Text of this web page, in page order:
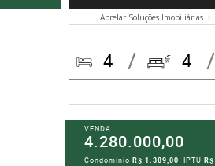
Abrelar Soluções Imobiliárias
4 4
VENDA
4.280.000,00
Condomínio R$ 1.389,00 IPTU